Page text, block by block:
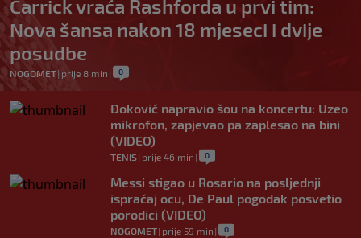
Carrick vraća Rashforda u prvi tim:
Nova šansa nakon 18 mjeseci i dvije
posudbe
NOGOMET| prije 8 min | 0
Đoković napravio šou na koncertu: Uzeo
mikrofon, zapjevao pa zaplesao na bini
(VIDEO)
TENIS| prije 46 min | 0
Messi stigao u Rosario na posljednji
ispraćaj ocu, De Paul pogodak posvetio
porodici (VIDEO)
NOGOMET| prije 59 min | 0